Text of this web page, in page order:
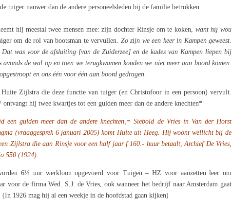
tuiger nauwer dan de andere personeelsleden bij de familie betrokken.
hij meestal twee mensen mee: zijn dochter Rinsje om te koken, want hij wou
om de rol van bootsman te vervullen. Zo zijn we een keer in Kampen geweest.
was voor de afsluiting [van de Zuiderzee] en de kades van Kampen liepen bij
de wal op en toen we terugkwamen konden we niet meer aan boord komen.
en ons één voor één aan boord gedragen.
Zijlstra die deze functie van tuiger (en Christofoor in een persoon) vervult.
hij twee kwartjes tot een gulden meer dan de andere knechten*
gulden meer dan de andere knechten,= Siebold de Vries in Van der Horst
(vraaggesprek 6 januari 2005) komt Huite uit Heeg. Hij woont wellicht bij de
Zijlstra die aan Rinsje voor een half jaar f 160.- huur betaalt, Archief De Vries,
550 (1924).
6½ uur werkloon opgevoerd voor Tuigen – HZ voor aanzetten leer om
voor de firma Wed. S.J. de Vries, ook wanneer het bedrijf naar Amsterdam gaat
(In 1926 mag hij al een weekje in de hoofdstad gaan kijken)